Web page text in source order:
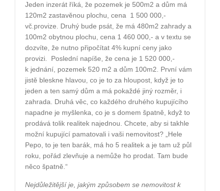
Jeden inzerát říká, že pozemek je 500m2 a dům má
120m2 zastavěnou plochu, cena
1 500 000,-
vč.provize. Druhý bude psát, že má 480m2 zahrady a
100m2 obytnou plochu, cena 1 460 000,- a v textu se
dozvíte, že nutno připočítat 4% kupní ceny jako
provizi.
Poslední napíše, že cena je 1 520 000,-
k jednání, pozemek 520 m2 a dům 100m2. První vám
jistě bleskne hlavou, co je to za hloupost, když je to
jeden a ten samý dům a má pokaždé jiný rozměr, i
zahrada. Druhá věc, co každého druhého kupujícího
napadne je myšlenka, co je s domem špatně, když to
prodává tolik realitek najednou. Chcete, aby si takhle
možní kupující pamatovali i vaši nemovitost? „Hele
Pepo, to je ten barák, má ho 5 realitek a je tam už půl
roku, pořád zlevňuje a nemůže ho prodat. Tam bude
něco špatně.“
Nejdůležitější je, jakým způsobem se nemovitost k